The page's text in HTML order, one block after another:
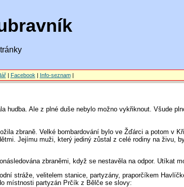
| Facebook | Info-seznam|
hudba. Ale z plné duše nebylo možno vykřiknout. Všude
zbraně. Velké bombardování bylo ve Žďárci a potom v
Jejímu muži, který jediný zůstal z celé rodiny na živu,
zbraněmi, když se nestavěla na odpor. Utíkat
stráže, velitelem stanice, partyzány, praporčíkem
místnosti partyzán Prčík z Bělče se slovy: